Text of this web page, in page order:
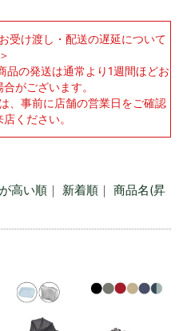
受け渡し・配送の遅延について
＞
品の発送は通常より1週間ほどお
がございます。
、事前に店舗の営業日をご確認
ください。
高い順 ｜ 新着順 ｜ 商品名(昇